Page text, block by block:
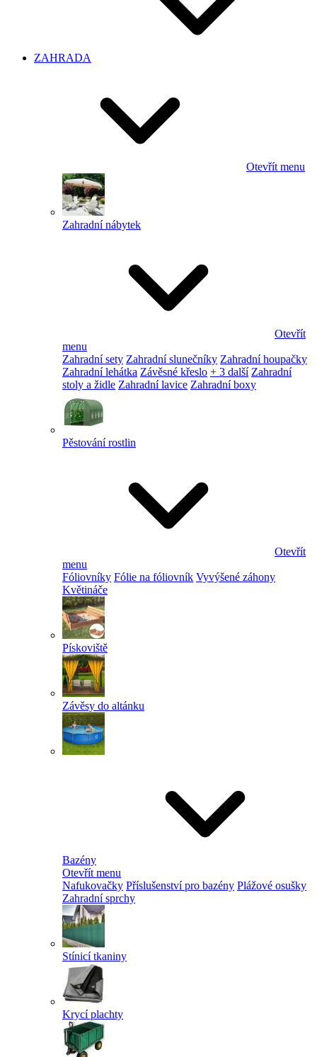
ZAHRADA
Otevřít menu
Zahradní nábytek
Otevřít
menu
Zahradní sety Zahradní slunečníky Zahradní houpačky
Zahradní lehátka Závěsné křeslo + 3 další Zahradní
stoly a židle Zahradní lavice Zahradní boxy
Pěstování rostlin
Otevřít
menu
Fóliovníky Fólie na fóliovník Vyvýšené záhony
Květináče
Pískoviště
Závěsy do altánku
Bazény
Otevřít menu
Nafukovačky Příslušenství pro bazény Plážové osušky
Zahradní sprchy
Stínicí tkaniny
Krycí plachty